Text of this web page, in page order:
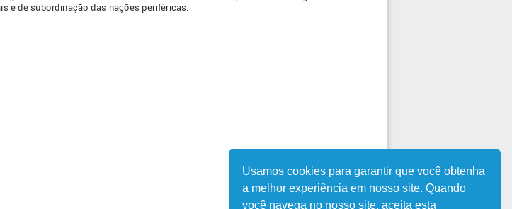
Usamos cookies para garantir que você obtenha
a melhor experiência em nosso site. Quando
você navega no nosso site, aceita esta